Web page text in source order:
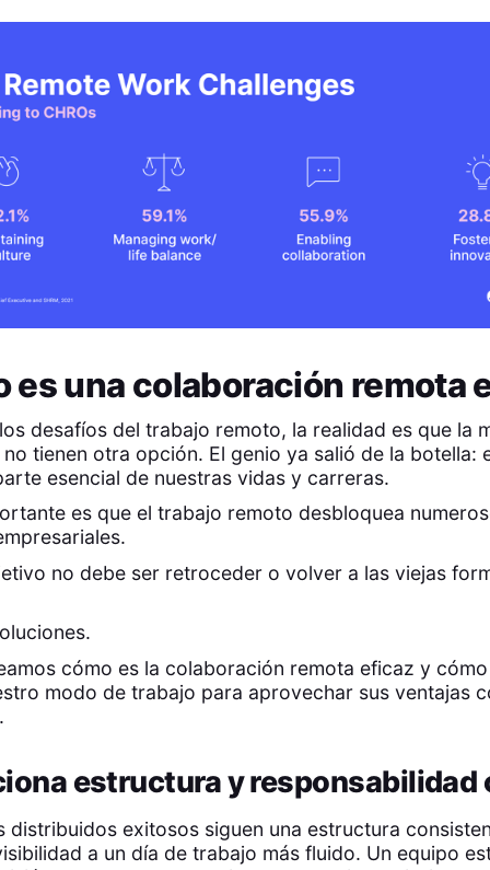
es una colaboración remota
desafíos del trabajo remoto, la realidad es que la
tienen otra opción. El genio ya salió de la botella:
esencial de nuestras vidas y carreras.
es que el trabajo remoto desbloquea
no debe ser retroceder o volver a las viejas
cómo es la colaboración remota eficaz y
modo de trabajo para aprovechar sus ventajas
estructura y responsabilidad
distribuidos exitosos siguen una estructura
a un día de trabajo más fluido. Un equipo